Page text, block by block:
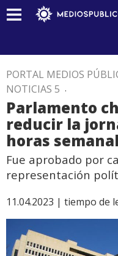
PORTAL MEDIOS
NOTICIAS 5 .
Parlamento
reducir la
horas
Fue aprobado por
representación
11.04.2023 | tiempo de